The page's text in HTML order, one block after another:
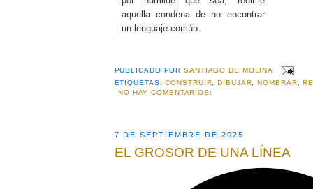
aquella condena de no encontrar
un lenguaje común.
PUBLICADO PORSANTIAGO DE MOLINA
ETIQUETAS:CONSTRUIR ,DIBUJAR ,NOMBRAR ,
NO HAY COMENTARIOS:
7 DE SEPTIEMBRE DE 2025
EL GROSOR DE UNA LÍNEA